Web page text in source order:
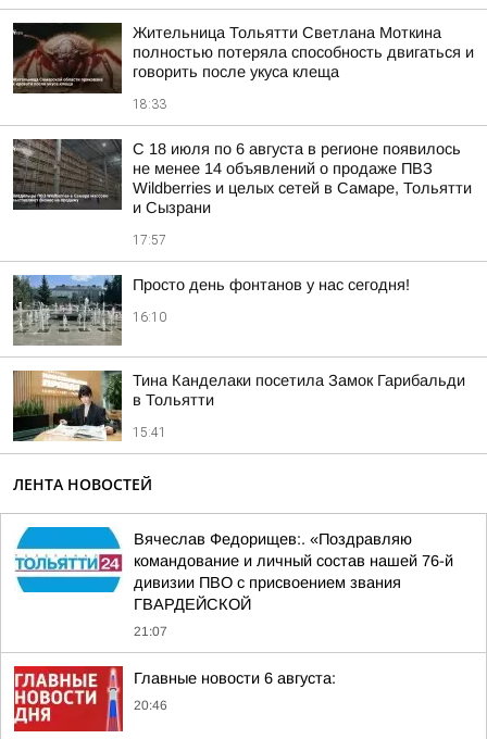
Жительница Тольятти Светлана Моткина
полностью потеряла способность двигаться и
говорить после укуса клеща
18:33
С 18 июля по 6 августа в регионе появилось
не менее 14 объявлений о продаже ПВЗ
Wildberries и целых сетей в Самаре, Тольятти
и Сызрани
17:57
Просто день фонтанов у нас сегодня!
16:10
Тина Канделаки посетила Замок Гарибальди
в Тольятти
15:41
ЛЕНТА НОВОСТЕЙ
Вячеслав Федорищев:. «Поздравляю
командование и личный состав нашей 76-й
дивизии ПВО с присвоением звания
ГВАРДЕЙСКОЙ
21:07
Главные новости 6 августа:
20:46